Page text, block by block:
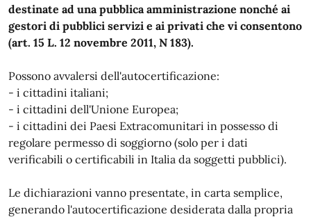
destinate ad una pubblica amministrazione nonché ai
gestori di pubblici servizi e ai privati che vi consentono
(art. 15 L. 12 novembre 2011, N 183).
Possono avvalersi dell'autocertificazione:
- i cittadini italiani;
- i cittadini dell'Unione Europea;
- i cittadini dei Paesi Extracomunitari in possesso di
regolare permesso di soggiorno (solo per i dati
verificabili o certificabili in Italia da soggetti pubblici).
Le dichiarazioni vanno presentate, in carta semplice,
generando l'autocertificazione desiderata dalla propria